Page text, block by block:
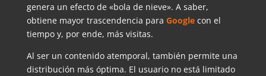
genera un efecto de «bola de nieve». A saber,
obtiene mayor trascendencia para Googlecon el
tiempo y, por ende, más visitas.
Al ser un contenido atemporal, también permite una
distribución más óptima. El usuario no está limitado